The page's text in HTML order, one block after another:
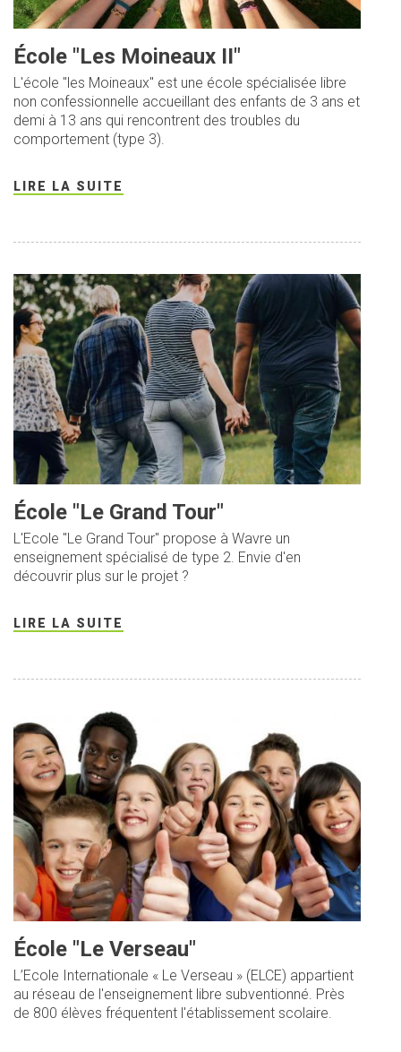
École "Les Moineaux II"
L'école "les Moineaux" est une école spécialisée libre
non confessionnelle accueillant des enfants de 3 ans et
demi à 13 ans qui rencontrent des troubles du
comportement (type 3).
LIRE LA SUITE
École "Le Grand Tour"
L'Ecole "Le Grand Tour" propose à Wavre un
enseignement spécialisé de type 2. Envie d'en
découvrir plus sur le projet ?
LIRE LA SUITE
École "Le Verseau"
L’Ecole Internationale « Le Verseau » (ELCE) appartient
au réseau de l'enseignement libre subventionné. Près
de 800 élèves fréquentent l'établissement scolaire.